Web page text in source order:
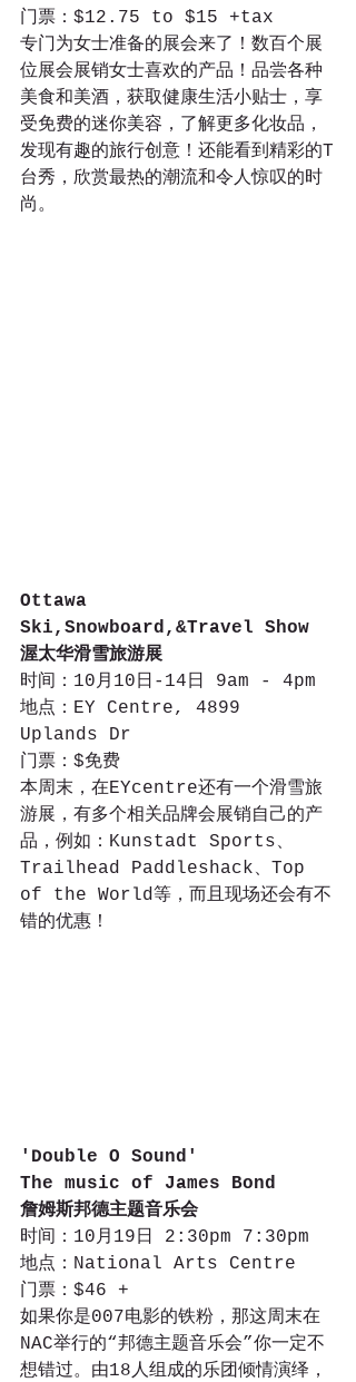
门票：$12.75 to $15 +tax
专门为女士准备的展会来了！数百个展
位展会展销女士喜欢的产品！品尝各种
美食和美酒，获取健康生活小贴士，享
受免费的迷你美容，了解更多化妆品，
发现有趣的旅行创意！还能看到精彩的T
台秀，欣赏最热的潮流和令人惊叹的时
尚。
Ottawa
Ski,Snowboard,&Travel Show
渥太华滑雪旅游展
时间：10月10日-14日 9am - 4pm
地点：EY Centre, 4899
Uplands Dr
门票：$免费
本周末，在EYcentre还有一个滑雪旅
游展，有多个相关品牌会展销自己的产
品，例如：Kunstadt Sports、
Trailhead Paddleshack、Top
of the World等，而且现场还会有不
错的优惠！
'Double O Sound'
The music of James Bond
詹姆斯邦德主题音乐会
时间：10月19日 2:30pm 7:30pm
地点：National Arts Centre
门票：$46 +
如果你是007电影的铁粉，那这周末在
NAC举行的“邦德主题音乐会”你一定不
想错过。由18人组成的乐团倾情演绎，